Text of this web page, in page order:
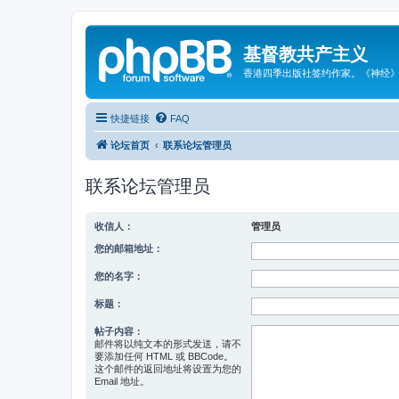
基督教共产主义
香港四季出版社签约作家。《神经
快捷链接 FAQ
论坛首页 联系论坛管理员
联系论坛管理员
收信人： 管理员
您的邮箱地址：
您的名字：
标题：
帖子内容：
邮件将以纯文本的形式发送，请不
要添加任何 HTML 或 BBCode。
这个邮件的返回地址将设置为您的
Email 地址。